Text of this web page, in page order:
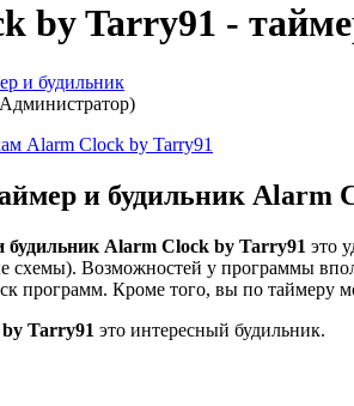
by Tarry91 -
и будильник
Alarm Clock by Tarry91
и будильник Alarm
будильник Alarm Clock by Tarry91 это
схемы). Возможностей у программы
программ. Кроме того, вы по таймеру
Tarry91 это интересный будильник.